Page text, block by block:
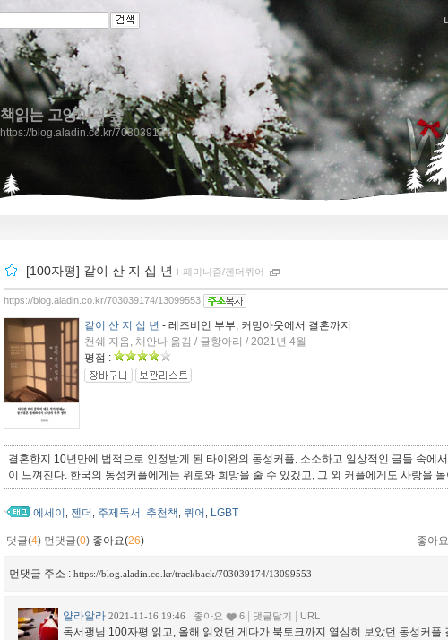
책읽는 고양이의 숲
https://blog.aladin.co.kr/703039174
[100자평] 같이 산 지 십 년 ｌ 페미니즘/젠더퀴어
https://blog.aladin.co.kr/703039174/13099553
같이 산 지 십 년 - 레즈비언 부부, 커밍아웃에서 결혼까지
천쉐 지음, 채안나 옮김 / 글항아리 / 2021년 4월
평점 :
결혼한지 10년만에 법적으로 인정받게 된 타이완의 동성커플. 소소하고 일상적인 글들 속에
이 느껴진다. 한국의 동성커플에게는 위로와 희망을 줄 수 있겠고, 그 외 커플에게도 사랑을
에세이 , 젠더 , 주제독서 , 추천책, 퀴어 , LGBT
댓글(4) 먼댓글(0) 좋아요(26) 좋아요
먼댓글 주소 : https://blog.aladin.co.kr/trackback/703039174/13099553
얄라알라 2021-11-16 19:46 좋아요 6 댓글달기 URL
독서괭님 100자평 읽고, 올해 읽었던 게다가 북토크까지 열심히 보았던 동성커플